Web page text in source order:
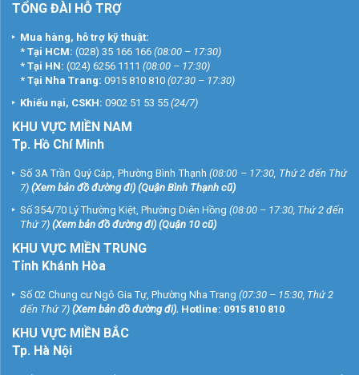
TỔNG ĐÀI HỖ TRỢ
Mua hàng, hỗ trợ kỹ thuật:
* Tại HCM: (028) 35 166 166 (08:00 – 17:30)
* Tại HN: (024) 6256 1111 (08:00 – 17:30)
* Tại Nha Trang: 0915 810 810 (07:30 – 17:30)
Khiếu nại, CSKH: 0902 51 53 55 (24/7)
KHU VỰC MIỀN NAM
Tp. Hồ Chí Minh
Số 3A Trần Quý Cáp, Phường Bình Thạnh (08:00 – 17:30, Thứ 2 đến Thứ
7) (Xem bản đồ đường đi) (Quận Bình Thạnh cũ)
Số 354/70 Lý Thường Kiệt, Phường Diên Hồng (08:00 – 17:30, Thứ 2 đến
Thứ 7) (Xem bản đồ đường đi) (Quận 10 cũ)
KHU VỰC MIỀN TRUNG
Tỉnh Khánh Hòa
Số 02 Chung cư Ngô Gia Tự, Phường Nha Trang (07:30 – 15:30, Thứ 2
đến Thứ 7) (Xem bản đồ đường đi). Hotline: 0915 810 810
KHU VỰC MIỀN BẮC
Tp. Hà Nội